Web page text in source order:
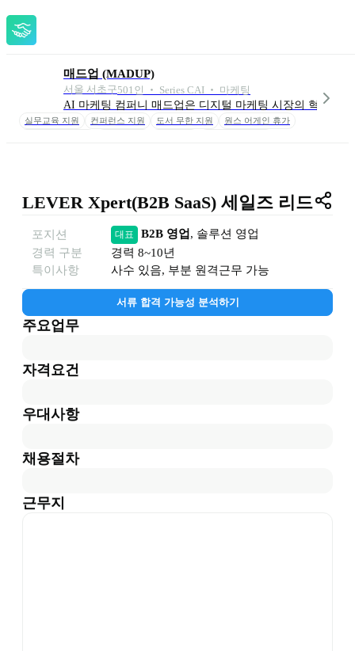
매드업 (MADUP)
서울 서초구501인 ‧ Series CAI ‧ 마케팅
AI 마케팅 컴퍼니 매드업은 디지털 마케팅 시장의 혁신과
실무교육 지원 컨퍼런스 지원 도서 무한 지원
원스 어게인 휴가
LEVER Xpert(B2B SaaS) 세일즈 리드
포지션 대표 B2B 영업 , 솔루션 영업
경력 구분
경력 8~10년
특이사항
사수 있음, 부분 원격근무 가능
서류 합격 가능성 분석하기
주요업무
자격요건
우대사항
채용절차
근무지